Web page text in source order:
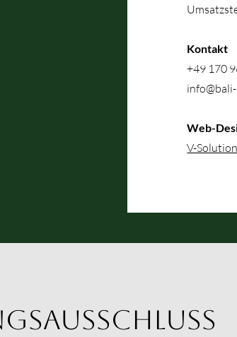
Kontakt
+49 170
Web-
V-